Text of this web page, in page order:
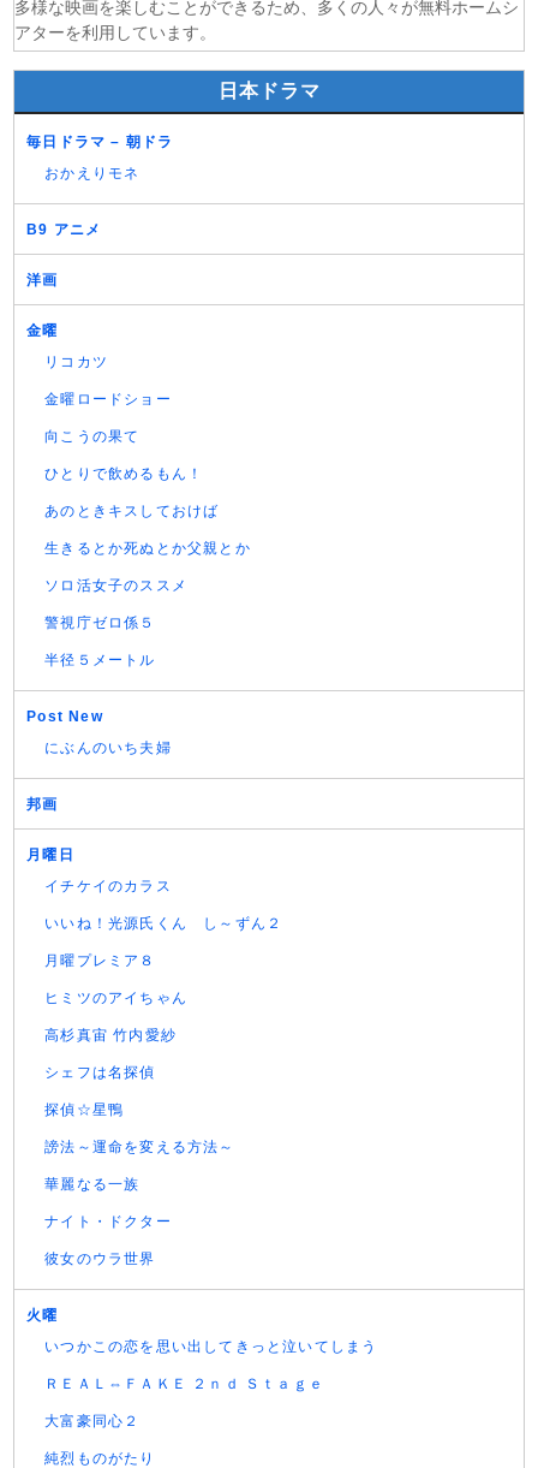
多様な映画を楽しむことができるため、多くの人々が無料ホームシ
アターを利用しています。
日本ドラマ
毎日ドラマ – 朝ドラ
おかえりモネ
B9 アニメ
洋画
金曜
リコカツ
金曜ロードショー
向こうの果て
ひとりで飲めるもん！
あのときキスしておけば
生きるとか死ぬとか父親とか
ソロ活女子のススメ
警視庁ゼロ係５
半径５メートル
Post New
にぶんのいち夫婦
邦画
月曜日
イチケイのカラス
いいね！光源氏くん し～ずん２
月曜プレミア８
ヒミツのアイちゃん
高杉真宙 竹内愛紗
シェフは名探偵
探偵☆星鴨
謗法～運命を変える方法～
華麗なる一族
ナイト・ドクター
彼女のウラ世界
火曜
いつかこの恋を思い出してきっと泣いてしまう
ＲＥＡＬ⇔ＦＡＫＥ ２ｎｄ Ｓｔａｇｅ
大富豪同心２
純烈ものがたり